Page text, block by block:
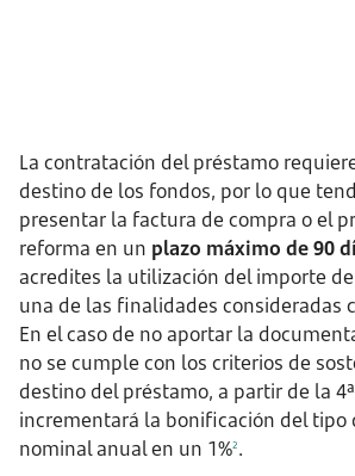
La contratación del préstamo
destino de los fondos, por lo que
presentar la factura de compra o el
reforma en un plazo máximo de 90
acredites la utilización del importe
una de las finalidades consideradas
En el caso de no aportar la
no se cumple con los criterios de
destino del préstamo, a partir de la
incrementará la bonificación del tipo
nominal anual en un 1%2.